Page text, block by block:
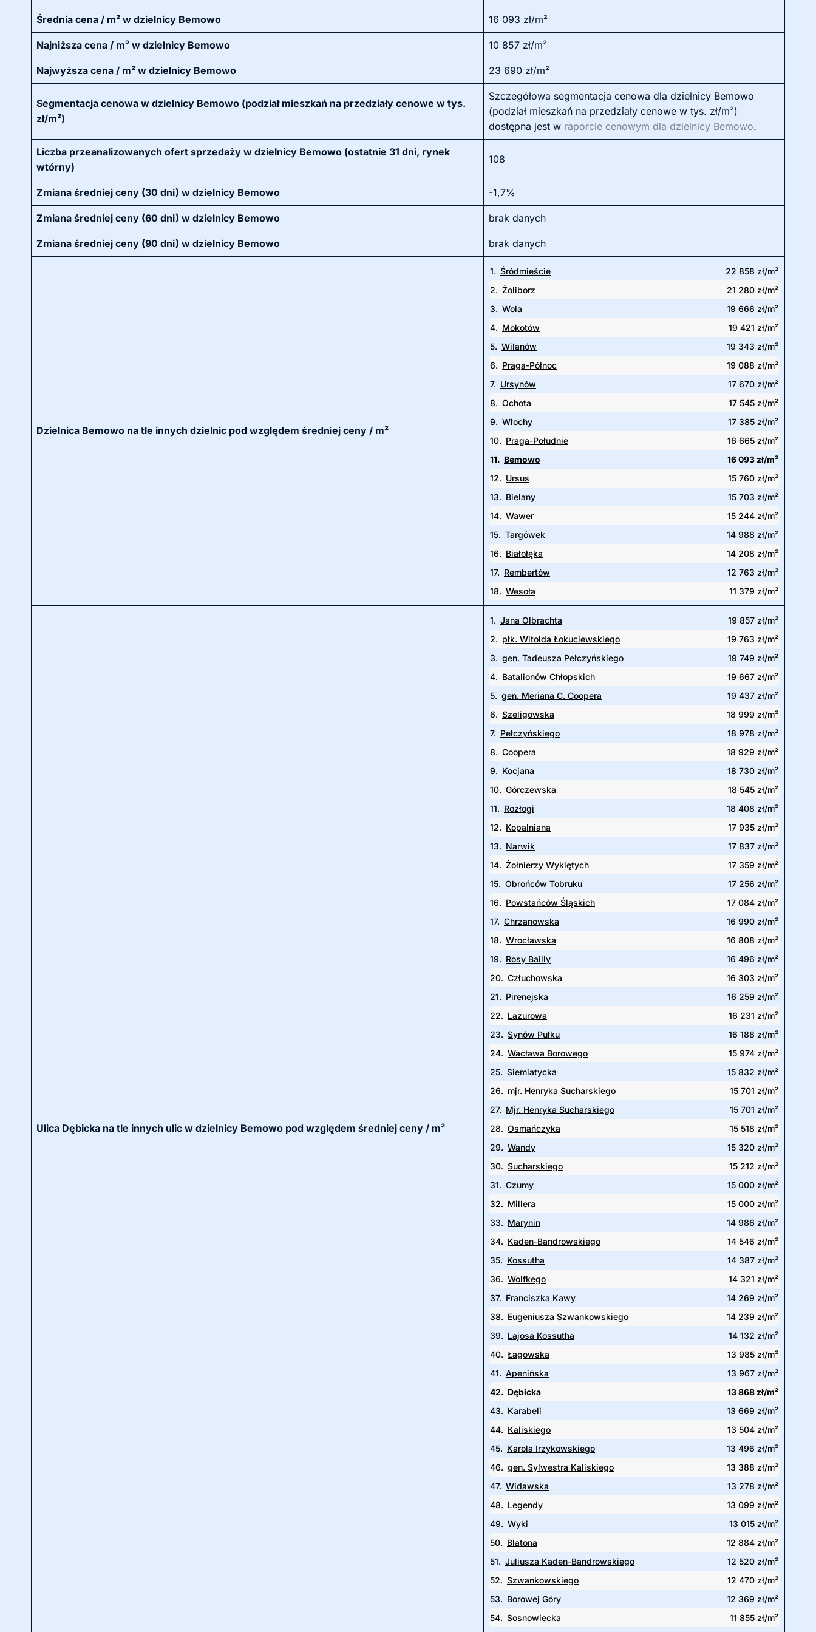
Średnia cena / m² w dzielnicy Bemowo 16 093 zł/m²
Najniższa cena / m² w dzielnicy Bemowo 10 857 zł/m²
Najwyższa cena / m² w dzielnicy Bemowo 23 690 zł/m²
Segmentacja cenowa w dzielnicy Bemowo (podział mieszkań na przedziały cenowe w tys.
zł/m²)
Szczegółowa segmentacja cenowa dla dzielnicy Bemowo
(podział mieszkań na przedziały cenowe w tys. zł/m²)
dostępna jest w raporcie cenowym dla dzielnicy Bemowo.
Liczba przeanalizowanych ofert sprzedaży w dzielnicy Bemowo (ostatnie 31 dni, rynek
wtórny)
108
Zmiana średniej ceny (30 dni) w dzielnicy Bemowo -1,7%
Zmiana średniej ceny (60 dni) w dzielnicy Bemowo brak danych
Zmiana średniej ceny (90 dni) w dzielnicy Bemowo brak danych
Dzielnica Bemowo na tle innych dzielnic pod względem średniej ceny / m²
1. Śródmieście
22 858 zł/m²
2. Żoliborz
21 280 zł/m²
3. Wola
19 666 zł/m²
4. Mokotów
19 421 zł/m²
5. Wilanów
19 343 zł/m²
6. Praga-Północ
19 088 zł/m²
7. Ursynów
17 670 zł/m²
8. Ochota
17 545 zł/m²
9. Włochy
17 385 zł/m²
10. Praga-Południe
16 665 zł/m²
11. Bemowo
16 093 zł/m²
12. Ursus
15 760 zł/m²
13. Bielany
15 703 zł/m²
14. Wawer
15 244 zł/m²
15. Targówek
14 988 zł/m²
16. Białołęka
14 208 zł/m²
17. Rembertów
12 763 zł/m²
18. Wesoła 11 379 zł/m²
Ulica Dębicka na tle innych ulic w dzielnicy Bemowo pod względem średniej ceny / m²
1. Jana Olbrachta
19 857 zł/m²
2. płk. Witolda Łokuciewskiego
19 763 zł/m²
3. gen. Tadeusza Pełczyńskiego
19 749 zł/m²
4. Batalionów Chłopskich
19 667 zł/m²
5. gen. Meriana C. Coopera
19 437 zł/m²
6. Szeligowska
18 999 zł/m²
7. Pełczyńskiego
18 978 zł/m²
8. Coopera
18 929 zł/m²
9. Kocjana
18 730 zł/m²
10. Górczewska
18 545 zł/m²
11. Rozłogi
18 408 zł/m²
12. Kopalniana
17 935 zł/m²
13. Narwik
17 837 zł/m²
14. Żołnierzy Wyklętych
17 359 zł/m²
15. Obrońców Tobruku
17 256 zł/m²
16. Powstańców Śląskich
17 084 zł/m²
17. Chrzanowska
16 990 zł/m²
18. Wrocławska
16 808 zł/m²
19. Rosy Bailly
16 496 zł/m²
20. Człuchowska
16 303 zł/m²
21. Pirenejska
16 259 zł/m²
22. Lazurowa
16 231 zł/m²
23. Synów Pułku
16 188 zł/m²
24. Wacława Borowego
15 974 zł/m²
25. Siemiatycka
15 832 zł/m²
26. mjr. Henryka Sucharskiego
15 701 zł/m²
27. Mjr. Henryka Sucharskiego
15 701 zł/m²
28. Osmańczyka
15 518 zł/m²
29. Wandy
15 320 zł/m²
30. Sucharskiego
15 212 zł/m²
31. Czumy
15 000 zł/m²
32. Millera
15 000 zł/m²
33. Marynin
14 986 zł/m²
34. Kaden-Bandrowskiego
14 546 zł/m²
35. Kossutha
14 387 zł/m²
36. Wolfkego
14 321 zł/m²
37. Franciszka Kawy
14 269 zł/m²
38. Eugeniusza Szwankowskiego
14 239 zł/m²
39. Lajosa Kossutha
14 132 zł/m²
40. Łagowska
13 985 zł/m²
41. Apenińska
13 967 zł/m²
42. Dębicka
13 868 zł/m²
43. Karabeli
13 669 zł/m²
44. Kaliskiego
13 504 zł/m²
45. Karola Irzykowskiego
13 496 zł/m²
46. gen. Sylwestra Kaliskiego
13 388 zł/m²
47. Widawska
13 278 zł/m²
48. Legendy
13 099 zł/m²
49. Wyki
13 015 zł/m²
50. Blatona
12 884 zł/m²
51. Juliusza Kaden-Bandrowskiego
12 520 zł/m²
52. Szwankowskiego
12 470 zł/m²
53. Borowej Góry
12 369 zł/m²
54. Sosnowiecka
11 855 zł/m²